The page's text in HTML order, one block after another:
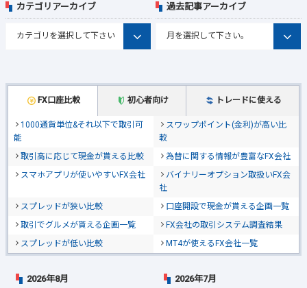
FX口座比較 初心者向け トレードに使える
1000通貨単位&それ以下で取引可
能
スワップポイント(金利)が高い比
較
取引高に応じて現金が貰える比較
為替に関する情報が豊富なFX会社
スマホアプリが使いやすいFX会社
バイナリーオプション取扱いFX会
社
スプレッドが狭い比較
口座開設で現金が貰える企画一覧
取引でグルメが貰える企画一覧
FX会社の取引システム調査結果
スプレッドが低い比較
MT4が使えるFX会社一覧
カテゴリアーカイブ 過去記事アーカイブ
2026年8月 2026年7月